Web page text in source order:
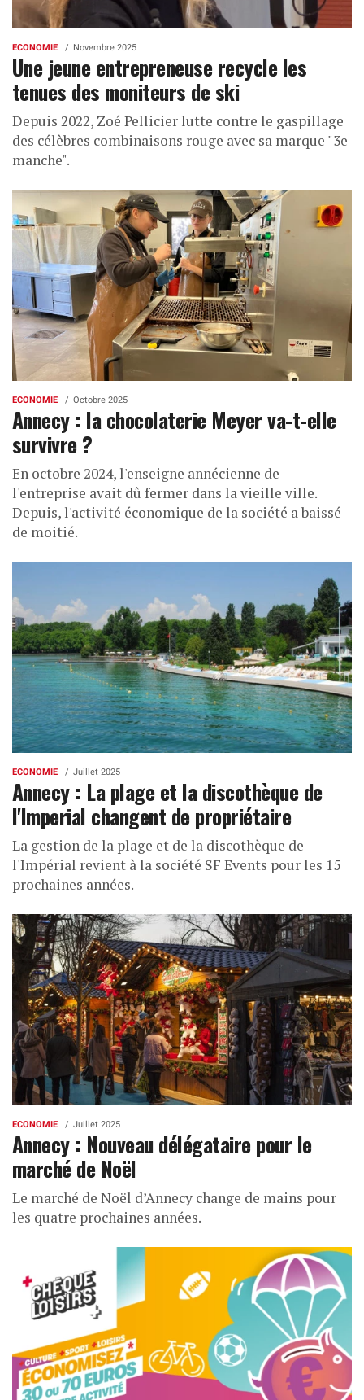
ECONOMIE Novembre 2025
Une jeune entrepreneuse recycle les
tenues des moniteurs de ski
Depuis 2022, Zoé Pellicier lutte contre le gaspillage
des célèbres combinaisons rouge avec sa marque "3e
manche".
ECONOMIE Octobre 2025
Annecy : la chocolaterie Meyer va-t-elle
survivre ?
En octobre 2024, l'enseigne annécienne de
l'entreprise avait dû fermer dans la vieille ville.
Depuis, l'activité économique de la société a baissé
de moitié.
ECONOMIE Juillet 2025
Annecy : La plage et la discothèque de
l'Imperial changent de propriétaire
La gestion de la plage et de la discothèque de
l'Impérial revient à la société SF Events pour les 15
prochaines années.
ECONOMIE Juillet 2025
Annecy : Nouveau délégataire pour le
marché de Noël
Le marché de Noël d’Annecy change de mains pour
les quatre prochaines années.